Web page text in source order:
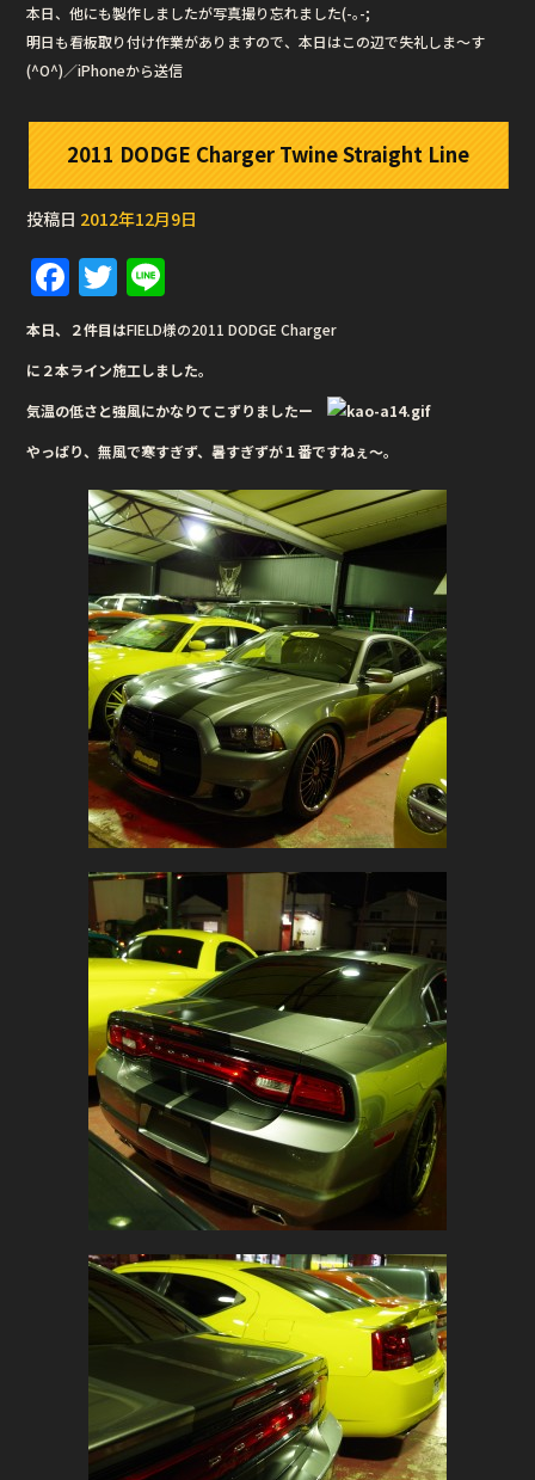
本日、他にも製作しましたが写真撮り忘れました(-｡-;
明日も看板取り付け作業がありますので、本日はこの辺で失礼しま〜す
(^O^)／iPhoneから送信
2011 DODGE Charger Twine Straight Line
投稿日 2012年12月9日
F
a
c
e
b
o
o
k
T
w
it
te
r
n
e
本日、２件目はFIELD様の2011 DODGE Charger
に２本ライン施工しました。
気温の低さと強風にかなりてこずりましたー
やっぱり、無風で寒すぎず、暑すぎずが１番ですねぇ〜。